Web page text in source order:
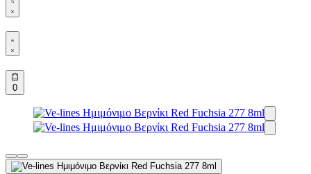
Search
open
Open
Account
details
0Open
cart